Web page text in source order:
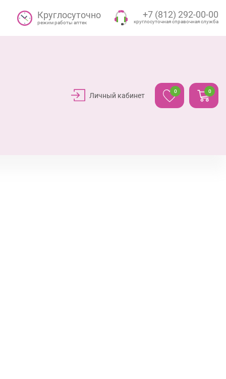
Круглосуточно
режим работы аптек
+7 (812) 292-00-00
круглосуточная справочная служба
Личный кабинет
0 0